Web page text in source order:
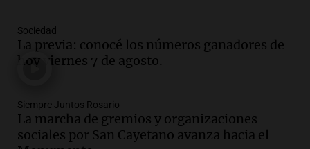
Audio.La peregrinación de San
Cayetano en Argentina: fe, trabajo y
agradecimiento
Episodios
Audio. Detuvieron al hijo de Fran
Riquelme tras un operativo con 10
Sociedad
La previa: conocé los números ganadores de
hoy viernes 7 de agosto.
Siempre Juntos Rosario
La marcha de gremios y organizaciones
sociales por San Cayetano avanza hacia el